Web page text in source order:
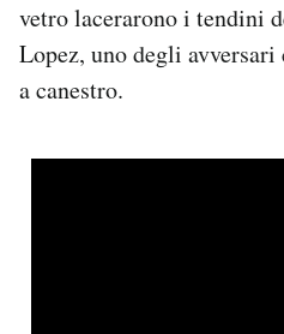
vetro lacerarono i tendini
Lopez, uno degli
a canestro.